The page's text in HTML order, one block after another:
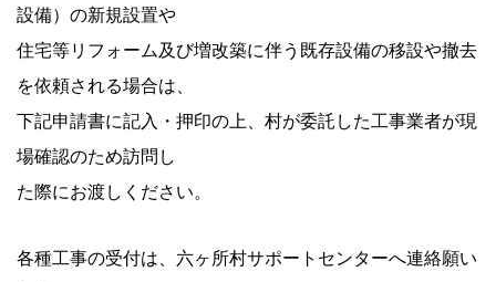
設備）の新規設置や
住宅等リフォーム及び増改築に伴う既存設備の移設や撤去
を依頼される場合は、
下記申請書に記入・押印の上、村が委託した工事業者が現
場確認のため訪問し
た際にお渡しください。
各種工事の受付は、六ヶ所村サポートセンターへ連絡願い